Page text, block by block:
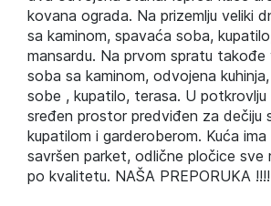
kovana ograda. Na prizemlju veliki
sa kaminom, spavaća soba,
mansardu. Na prvom spratu takođe
soba sa kaminom, odvojena
sobe , kupatilo, terasa. U potkrovlju
sređen prostor predviđen za dečiju
kupatilom i garderoberom. Kuća ima
savršen parket, odlične pločice sve
po kvalitetu. NAŠA PREPORUKA